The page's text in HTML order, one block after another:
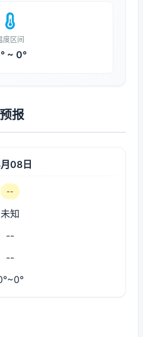
度区间
~ 0°
报
08日
--
未知
--
--